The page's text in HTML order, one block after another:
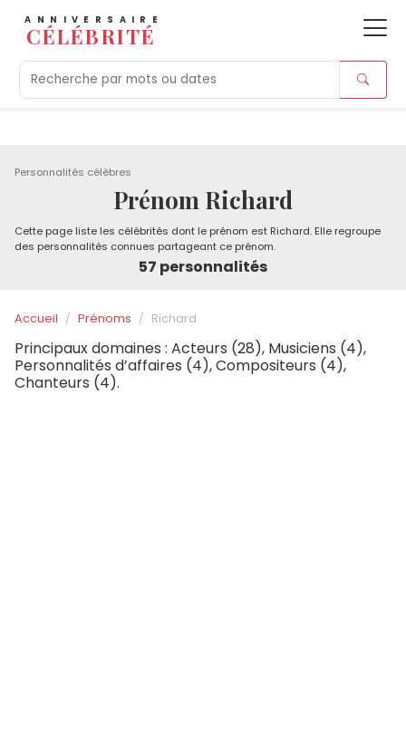
ANNIVERSAIRE
CÉLÉBRITÉ
Aujourd'hui Tendances Morts
Personnalités célèbres
Prénom Richard
Cette page liste les célébrités dont le prénom est Richard. Elle regroupe
des personnalités connues partageant ce prénom.
57 personnalités
Accueil Prénoms Richard
Principaux domaines : Acteurs (28), Musiciens (4),
Personnalités d’affaires (4), Compositeurs (4),
Chanteurs (4).